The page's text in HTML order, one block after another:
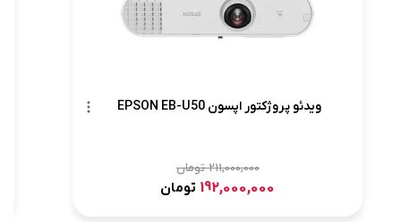
ویدئو پروژکتور اپسون EPSON EB-U50
211,000,000تومان
192,000,000 تومان